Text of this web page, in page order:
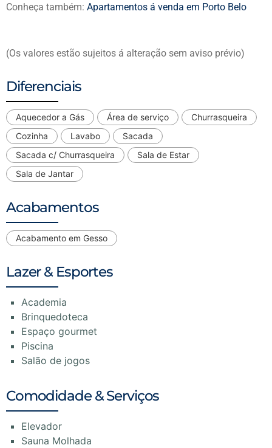
Conheça também: Apartamentos á venda em Porto Belo
(Os valores estão sujeitos á alteração sem aviso prévio)
Diferenciais
Aquecedor a Gás Área de serviço
Churrasqueira
Cozinha
Lavabo
Sacada
Sacada c/ Churrasqueira
Sala de Estar
Sala de Jantar
Acabamentos
Acabamento em Gesso
Lazer & Esportes
Academia
Brinquedoteca
Espaço gourmet
Piscina
Salão de jogos
Comodidade & Serviços
Elevador
Sauna Molhada